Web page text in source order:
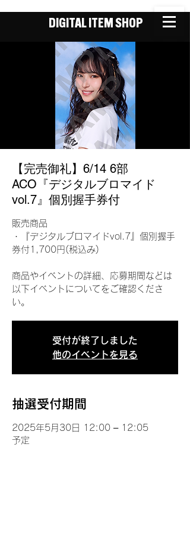
DIGITAL ITEM SHOP
【完売御礼】6/14 6部
ACO『デジタルブロマイド
vol.7』個別握手券付
販売商品
・『デジタルブロマイドvol.7』個別握手
券付1,700円(税込み)
商品やイベントの詳細、応募期間などは
以下イベントについてをご確認くださ
い。
受付が終了しました
他のイベントを見る
抽選受付期間
2025年5月30日 12:00 – 12:05
予定